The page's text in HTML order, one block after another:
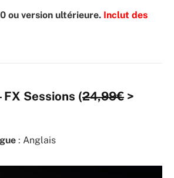
ou version ultérieure. Inclut des
FX Sessions (24,99€ >
: Anglais